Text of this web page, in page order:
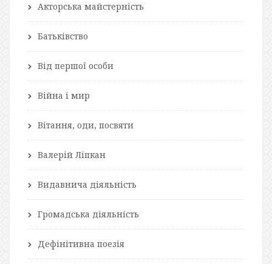
Акторська майстерність
Батьківство
Від першої особи
Війна і мир
Вітання, оди, посвяти
Валерій Ліпкан
Видавнича діяльність
Громадська діяльність
Дефінітивна поезія